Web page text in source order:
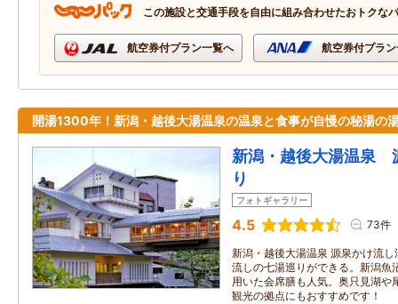
この施設と交通手段を自由に組み合わせたおトクな
航空券付プラン一覧へ 航空券付プラ
開湯1300年！新潟・越後大湯温泉の温泉と食事が自慢の秘湯の
新潟・越後大湯温泉
り
フォトギャラリー
4.5 73件
新潟・越後大湯温泉 源泉かけ流
流しの七湯巡りができる。新潟魚
用いた会席膳も人気。奥只見湖や
観光の拠点にもおすすめです！